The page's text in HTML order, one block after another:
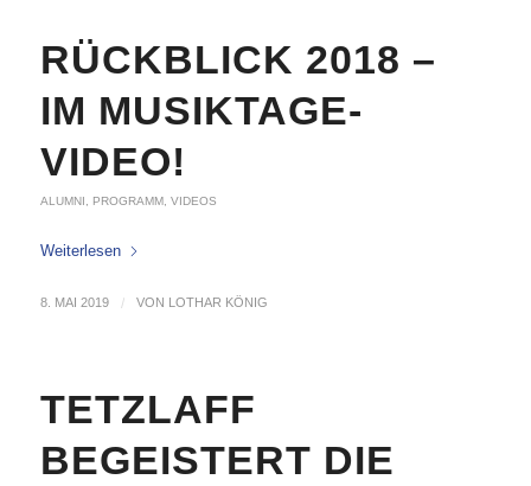
RÜCKBLICK 2018 –
IM MUSIKTAGE-
VIDEO!
ALUMNI PROGRAMM, VIDEOS
Weiterlesen
8. MAI 2019 / VON LOTHAR KÖNIG
TETZLAFF
BEGEISTERT DIE